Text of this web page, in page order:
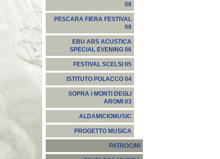
08
PESCARA FIERA FESTIVAL
08
EBU ARS ACUSTICA
SPECIAL EVENING 06
FESTIVAL SCELSI 05
ISTITUTO POLACCO 04
SOPRA I MONTI DEGLI
AROMI 03
ALDAMICIOMUSIC
PROGETTO MUSICA
PATROCINI